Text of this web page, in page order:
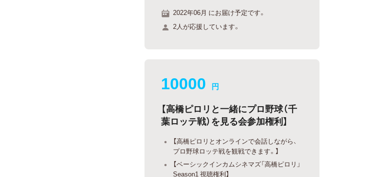
2022年06月 にお届け予定です。
2人が応援しています。
10000 円
【高橋ピロリと一緒にプロ野球（千
葉ロッテ戦）を見る会参加権利】
【高橋ピロリとオンラインで会話しながら、
プロ野球ロッテ戦を観戦できます。】
【ベーシックインカムシネマズ「高橋ピロリ」
Season1 視聴権利】